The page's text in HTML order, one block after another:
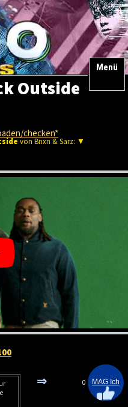
Menü
Outside
checken*
von Bnxn & Sarz: ▼
⇒ 0